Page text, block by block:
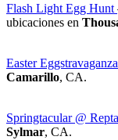
Flash Light Egg Hunt
ubicaciones en
Easter
Camarillo, CA.
Springtacular @
Sylmar, CA.